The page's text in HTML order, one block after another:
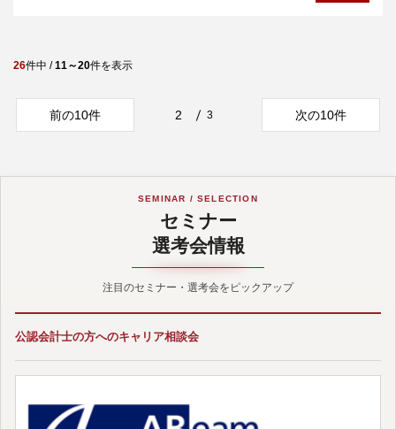
26件中 /11～20件を表示
前の10件 2 3 次の10件
SEMINAR / SELECTION
セミナー
選考会情報
注目のセミナー・選考会をピックアップ
公認会計士の方へのキャリア相談会